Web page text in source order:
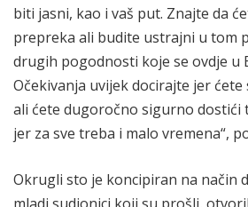
biti jasni, kao i vaš put. Znajte da
prepreka ali budite ustrajni u tom
drugih pogodnosti koje se ovdje u
Očekivanja uvijek docirajte jer
ali ćete dugoročno sigurno dostići
jer za sve treba i malo vremena“,
Okrugli sto je koncipiran na način